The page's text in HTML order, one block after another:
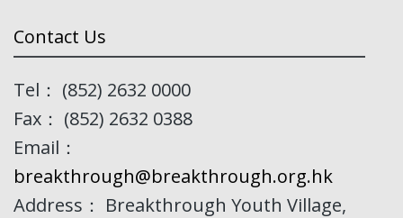
Contact Us
Tel： (852) 2632 0000
Fax： (852) 2632 0388
Email：
breakthrough@breakthrough.org.hk
Address： Breakthrough Youth Village,